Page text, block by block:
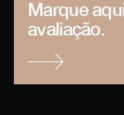
Marque
avaliação.